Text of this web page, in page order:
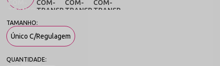
Único C/Regulagem